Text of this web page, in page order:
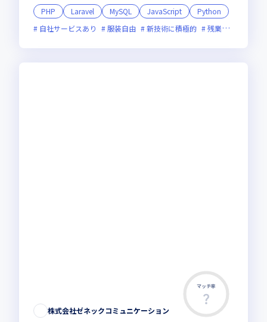
PHP
Laravel MySQL JavaScript
Python
自社サービスあり
服装自由 新技術に積極的 残業月20時間未満
マッチ率
株式会社ゼネックコミュニケーション